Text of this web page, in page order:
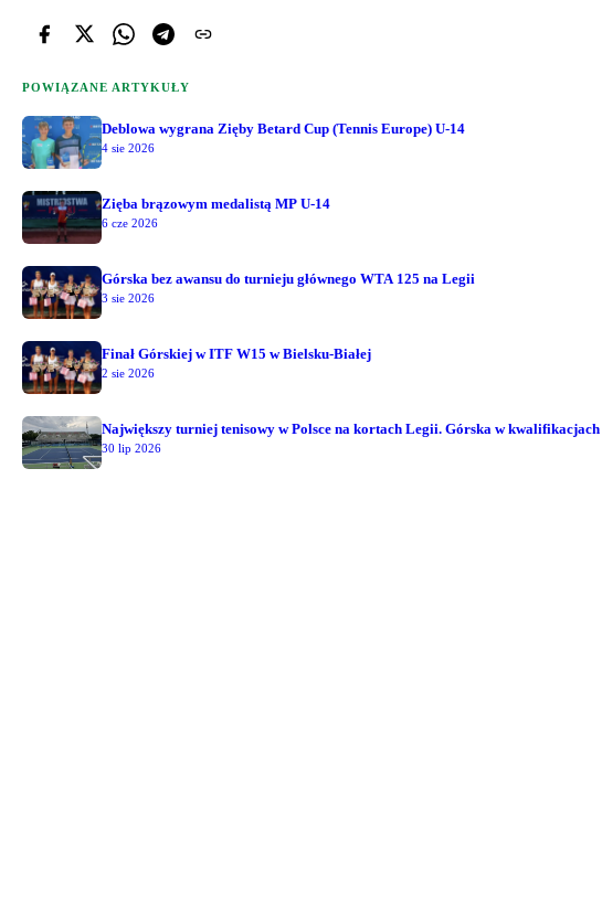
POWIĄZANE ARTYKUŁY
Deblowa wygrana Zięby Betard Cup (Tennis Europe) U-14
4 sie 2026
Zięba brązowym medalistą MP U-14
6 cze 2026
Górska bez awansu do turnieju głównego WTA 125 na Legii
3 sie 2026
Finał Górskiej w ITF W15 w Bielsku-Białej
2 sie 2026
Największy turniej tenisowy w Polsce na kortach Legii. Górska w kwalifikacjach
30 lip 2026